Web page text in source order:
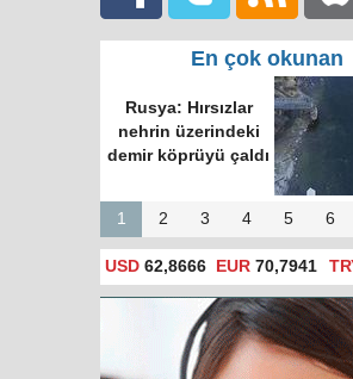
En çok okunan
Rusya: Hırsızlar
nehrin üzerindeki
demir köprüyü çaldı
1 2 3 4 5 6
USD 62,8666 EUR 70,7941